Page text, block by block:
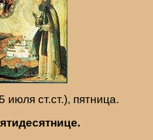
июля ст.ст.), пятница.